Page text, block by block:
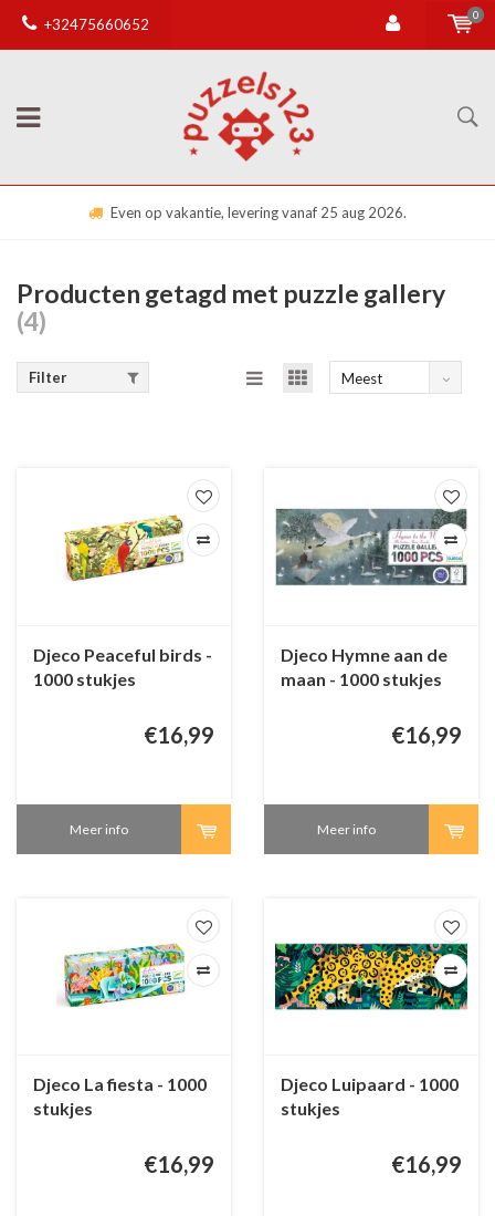
+32475660652
0
Even op vakantie, levering vanaf 25 aug 2026.
Producten getagd met puzzle gallery
(4)
Filter
Meest
Djeco Peaceful birds -
1000 stukjes
€16,99
Meer info
Djeco Hymne aan de
maan - 1000 stukjes
€16,99
Meer info
Djeco La fiesta - 1000
stukjes
€16,99
Djeco Luipaard - 1000
stukjes
€16,99